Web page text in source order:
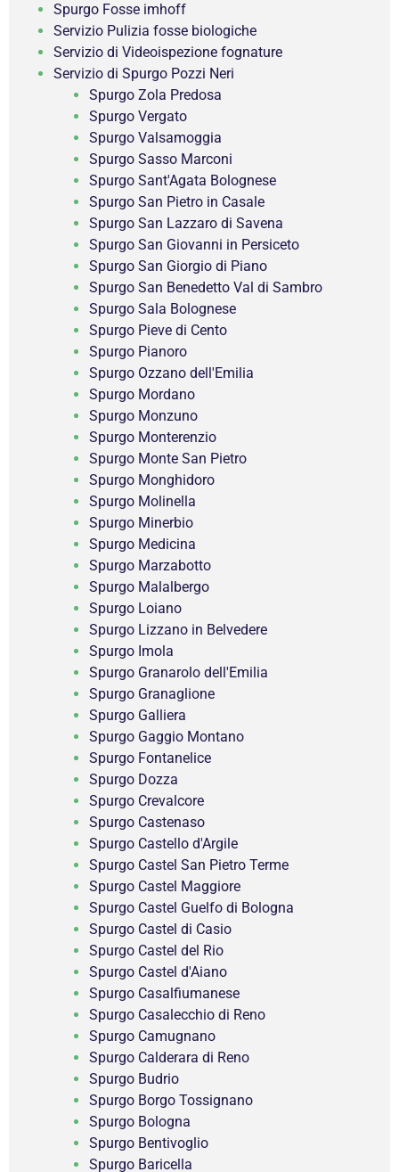
Spurgo Fosse imhoff
Servizio Pulizia fosse biologiche
Servizio di Videoispezione fognature
Servizio di Spurgo Pozzi Neri
Spurgo Zola Predosa
Spurgo Vergato
Spurgo Valsamoggia
Spurgo Sasso Marconi
Spurgo Sant'Agata Bolognese
Spurgo San Pietro in Casale
Spurgo San Lazzaro di Savena
Spurgo San Giovanni in Persiceto
Spurgo San Giorgio di Piano
Spurgo San Benedetto Val di Sambro
Spurgo Sala Bolognese
Spurgo Pieve di Cento
Spurgo Pianoro
Spurgo Ozzano dell'Emilia
Spurgo Mordano
Spurgo Monzuno
Spurgo Monterenzio
Spurgo Monte San Pietro
Spurgo Monghidoro
Spurgo Molinella
Spurgo Minerbio
Spurgo Medicina
Spurgo Marzabotto
Spurgo Malalbergo
Spurgo Loiano
Spurgo Lizzano in Belvedere
Spurgo Imola
Spurgo Granarolo dell'Emilia
Spurgo Granaglione
Spurgo Galliera
Spurgo Gaggio Montano
Spurgo Fontanelice
Spurgo Dozza
Spurgo Crevalcore
Spurgo Castenaso
Spurgo Castello d'Argile
Spurgo Castel San Pietro Terme
Spurgo Castel Maggiore
Spurgo Castel Guelfo di Bologna
Spurgo Castel di Casio
Spurgo Castel del Rio
Spurgo Castel d'Aiano
Spurgo Casalfiumanese
Spurgo Casalecchio di Reno
Spurgo Camugnano
Spurgo Calderara di Reno
Spurgo Budrio
Spurgo Borgo Tossignano
Spurgo Bologna
Spurgo Bentivoglio
Spurgo Baricella